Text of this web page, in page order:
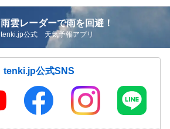
雨雲レーダーで雨を回避！
tenki.jp公式 天気予報アプリ
tenki.jp公式SNS